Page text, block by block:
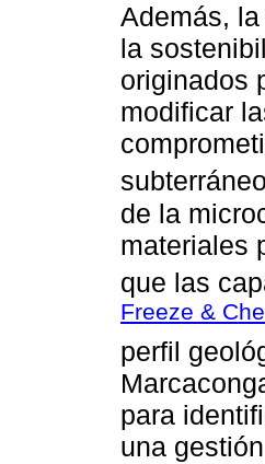
Además,
la
originados
modificar
de la
materiales
que las
Freeze &
perfil
para
una